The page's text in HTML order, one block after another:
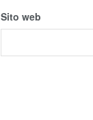
Sito web